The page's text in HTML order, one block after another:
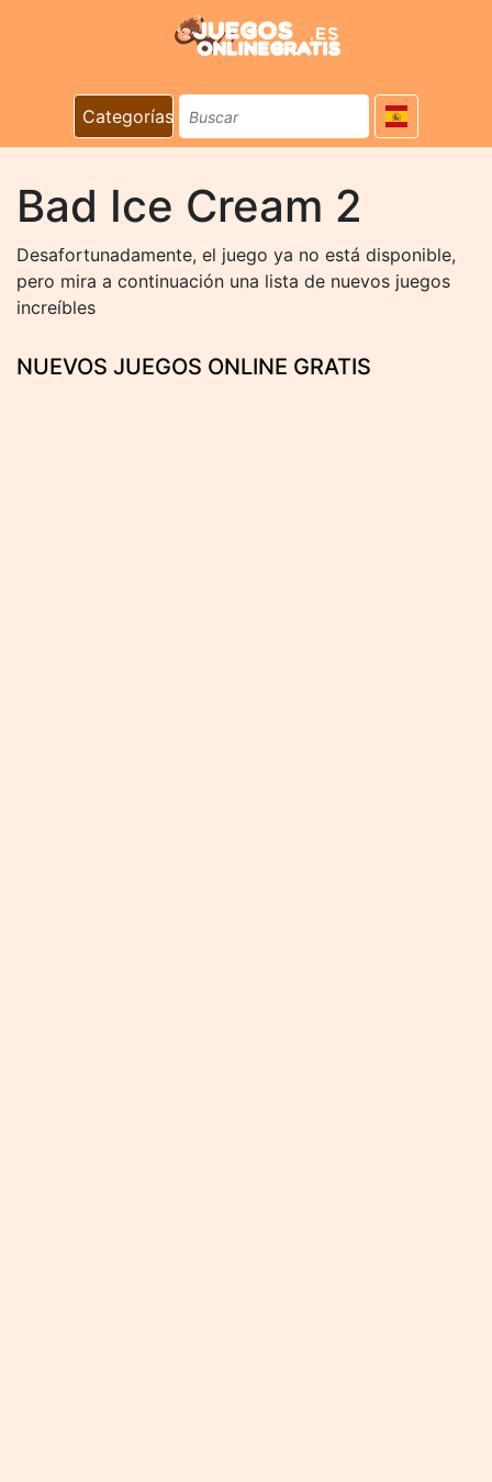
Categorías
Bad Ice Cream 2
Desafortunadamente, el juego ya no está disponible,
pero mira a continuación una lista de nuevos juegos
increíbles
NUEVOS JUEGOS ONLINE GRATIS